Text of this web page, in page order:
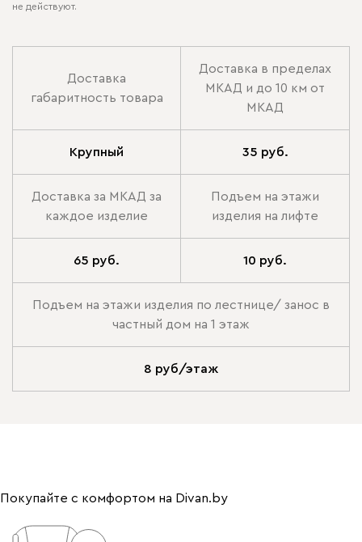
не действуют.
Доставка
габаритность товара
Доставка в пределах
МКАД и до 10 км от
МКАД
Крупный 35 руб.
Доставка за МКАД за
каждое изделие
Подъем на этажи
изделия на лифте
65 руб. 10 руб.
Подъем на этажи изделия по лестнице/ занос в
частный дом на 1 этаж
8 руб/этаж
Покупайте с комфортом на Divan.by